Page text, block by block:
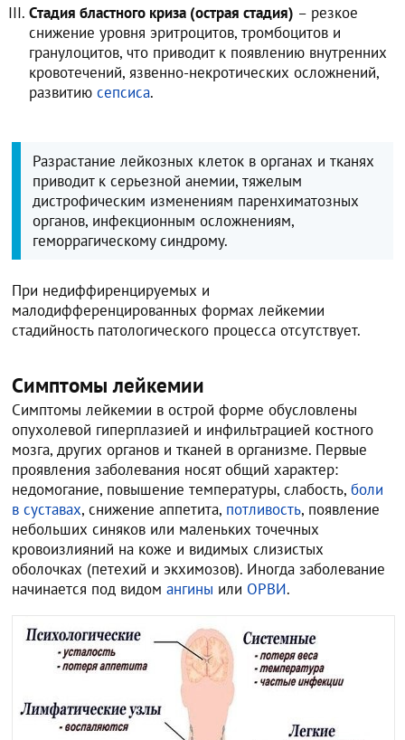
Стадия бластного криза (острая стадия) – резкое
снижение уровня эритроцитов, тромбоцитов и
гранулоцитов, что приводит к появлению внутренних
кровотечений, язвенно-некротических осложнений,
развитиюсепсиса.
Разрастание лейкозных клеток в органах и тканях
приводит к серьезной анемии, тяжелым
дистрофическим изменениям паренхиматозных
органов, инфекционным осложнениям,
геморрагическому синдрому.
При недиффиренцируемых и
малодифференцированных формах лейкемии
стадийность патологического процесса отсутствует.
Симптомы лейкемии
Симптомы лейкемии в острой форме обусловлены
опухолевой гиперплазией и инфильтрацией костного
мозга, других органов и тканей в организме. Первые
проявления заболевания носят общий характер:
недомогание, повышение температуры, слабость,боли
в суставах, снижение аппетита, потливость, появление
небольших синяков или маленьких точечных
кровоизлияний на коже и видимых слизистых
оболочках (петехий и экхимозов). Иногда заболевание
начинается под видомангины или ОРВИ.